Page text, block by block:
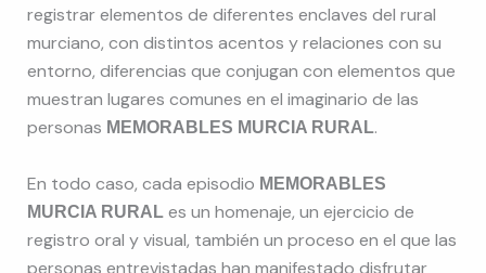
registrar elementos de diferentes enclaves del rural
murciano, con distintos acentos y relaciones con su
entorno, diferencias que conjugan con elementos que
muestran lugares comunes en el imaginario de las
personas MEMORABLES MURCIA RURAL.
En todo caso, cada episodio MEMORABLES
MURCIA RURALes un homenaje, un ejercicio de
registro oral y visual, también un proceso en el que las
personas entrevistadas han manifestado disfrutar